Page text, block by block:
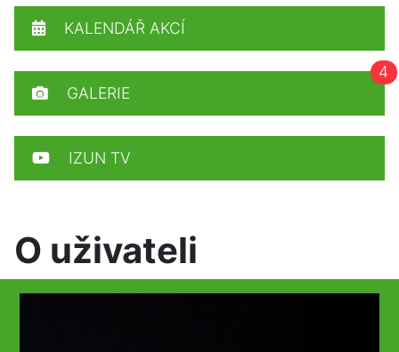
O uživateli
KALENDÁŘ AKCÍ
GALERIE
4
IZUN TV